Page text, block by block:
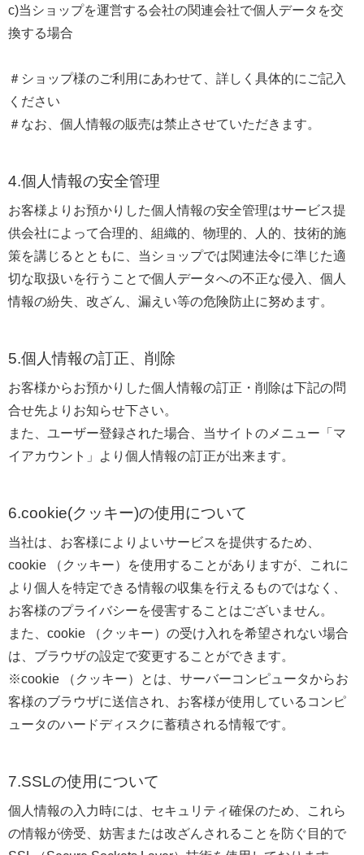
c)当ショップを運営する会社の関連会社で個人データを交
換する場合
＃ショップ様のご利用にあわせて、詳しく具体的にご記入
ください
＃なお、個人情報の販売は禁止させていただきます。
4.個人情報の安全管理
お客様よりお預かりした個人情報の安全管理はサービス提
供会社によって合理的、組織的、物理的、人的、技術的施
策を講じるとともに、当ショップでは関連法令に準じた適
切な取扱いを行うことで個人データへの不正な侵入、個人
情報の紛失、改ざん、漏えい等の危険防止に努めます。
5.個人情報の訂正、削除
お客様からお預かりした個人情報の訂正・削除は下記の問
合せ先よりお知らせ下さい。
また、ユーザー登録された場合、当サイトのメニュー「マ
イアカウント」より個人情報の訂正が出来ます。
6.cookie(クッキー)の使用について
当社は、お客様によりよいサービスを提供するため、
cookie （クッキー）を使用することがありますが、これに
より個人を特定できる情報の収集を行えるものではなく、
お客様のプライバシーを侵害することはございません。
また、cookie （クッキー）の受け入れを希望されない場合
は、ブラウザの設定で変更することができます。
※cookie （クッキー）とは、サーバーコンピュータからお
客様のブラウザに送信され、お客様が使用しているコンピ
ュータのハードディスクに蓄積される情報です。
7.SSLの使用について
個人情報の入力時には、セキュリティ確保のため、これら
の情報が傍受、妨害または改ざんされることを防ぐ目的で